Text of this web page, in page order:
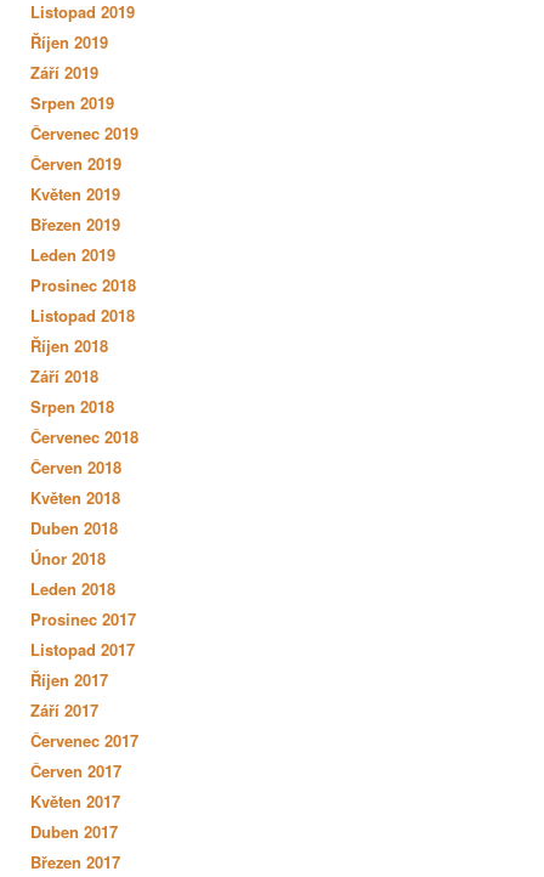
Listopad 2019
Říjen 2019
Září 2019
Srpen 2019
Červenec 2019
Červen 2019
Květen 2019
Březen 2019
Leden 2019
Prosinec 2018
Listopad 2018
Říjen 2018
Září 2018
Srpen 2018
Červenec 2018
Červen 2018
Květen 2018
Duben 2018
Únor 2018
Leden 2018
Prosinec 2017
Listopad 2017
Říjen 2017
Září 2017
Červenec 2017
Červen 2017
Květen 2017
Duben 2017
Březen 2017